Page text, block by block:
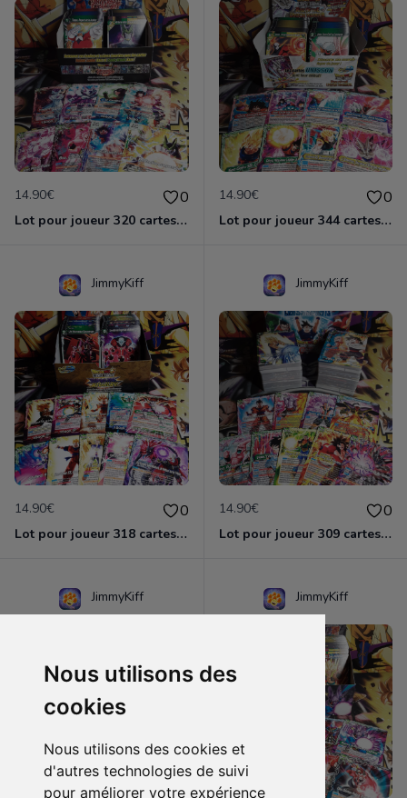
Nous utilisons des
cookies
Nous utilisons des cookies et
d'autres technologies de suivi
pour améliorer votre expérience
14.90€ 0
Lot pour joueur 320 cartes C-UC BT9 Universal Onslaught / Dragon Ball Super Card Game
14.90€ 0
Lot pour joueur 344 cartes C-UC BT10 Rise of Unison Warrior / Dragon Ball Super Card Game
JimmyKiff
14.90€ 0
Lot pour joueur 318 cartes C-UC BT13 Supreme Rivalry / Dragon Ball Super Card Game
JimmyKiff
14.90€ 0
Lot pour joueur 309 cartes C-UC BT14 Cross Spirit / Dragon Ball Super Card Game
JimmyKiff JimmyKiff